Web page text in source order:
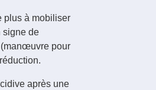
plus à mobiliser
signe de
(manœuvre pour
après une